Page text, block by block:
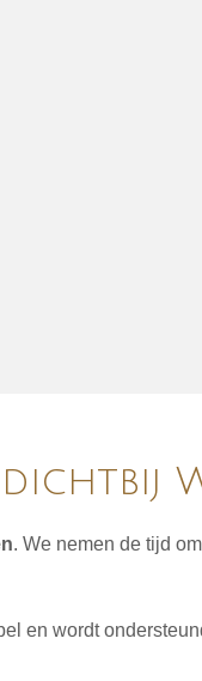
dichtbij
. We nemen de tijd
en wordt